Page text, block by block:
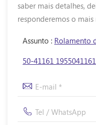
saber mais detalhes,
responderemos o
Assunto : Rolamento
50-41161 1955041161